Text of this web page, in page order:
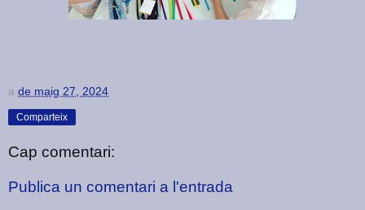
a de maig 27, 2024
Comparteix
Cap comentari:
Publica un comentari a l'entrada